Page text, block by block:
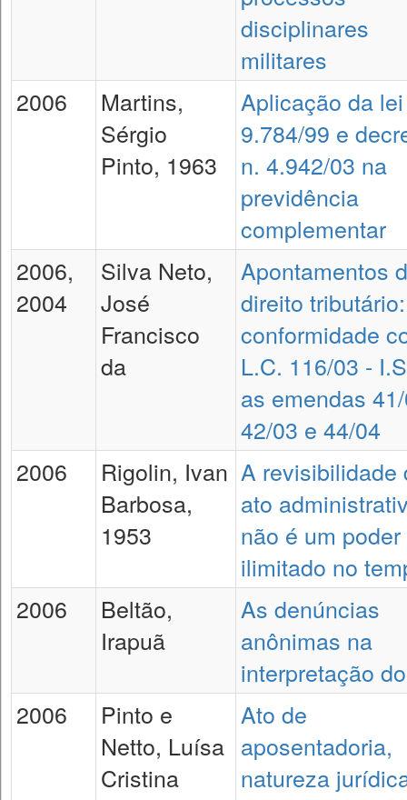
disciplinares
militares
2006
Martins,
Sérgio
Pinto, 1963
Aplicação da
9.784/99 e
n. 4.942/03 na
previdência
complementar
2006,
2004
Silva Neto,
José
Francisco
da
Apontamentos
direito
conformidade
L.C. 116/03 -
as emendas
42/03 e 44/04
2006
Rigolin, Ivan
Barbosa,
1953
A revisibilidade
ato
não é um poder
ilimitado no
2006
Beltão,
Irapuã
As denúncias
anônimas na
interpretação
2006
Pinto e
Netto, Luísa
Cristina
Ato de
aposentadoria,
natureza